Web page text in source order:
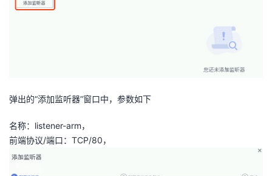
弹出的“添加监听器”窗口中，参数如下
名称：listener-arm，
前端协议/端口：TCP/80，